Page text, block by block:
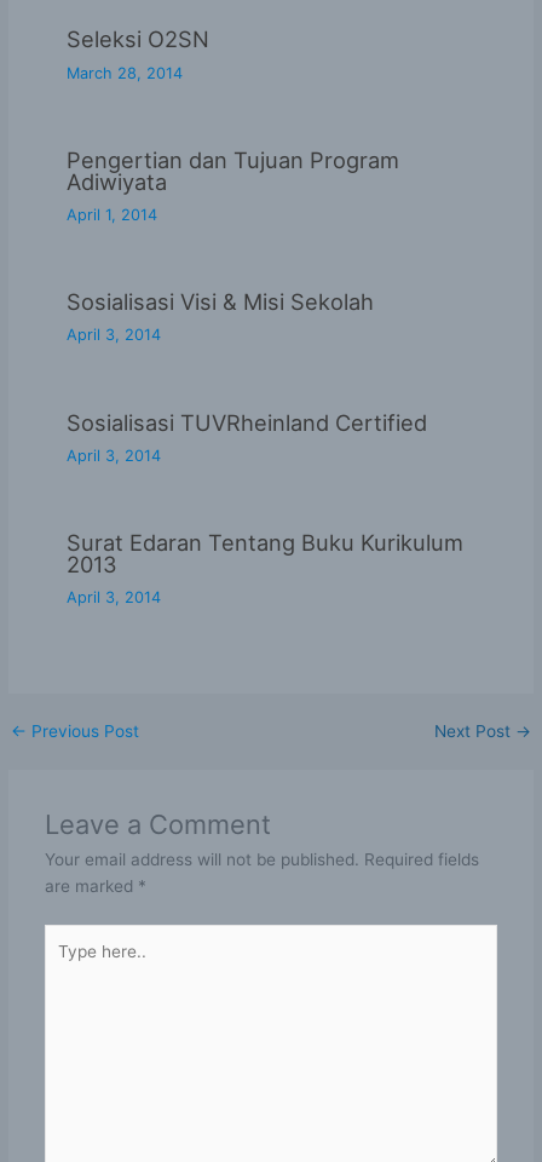
Seleksi O2SN
March 28, 2014
Pengertian dan Tujuan Program
Adiwiyata
April 1, 2014
Sosialisasi Visi & Misi Sekolah
April 3, 2014
Sosialisasi TUVRheinland Certified
April 3, 2014
Surat Edaran Tentang Buku Kurikulum
2013
April 3, 2014
← Previous Post Next Post →
Leave a Comment
Your email address will not be published. Required fields
are marked *
here..